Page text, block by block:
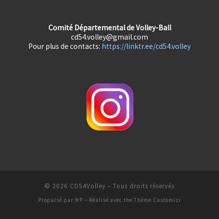
Comité Départemental de Volley-Ball
cd54.volley@gmail.com
Pour plus de contacts: https://linktr.ee/cd54.volley
© 2026 CD54Volley – Tous droits réservés
Propulsé par WP – Réalisé avec the Thème Customizr